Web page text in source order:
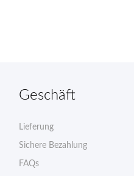
Geschäft
Lieferung
Sichere Bezahlung
FAQs